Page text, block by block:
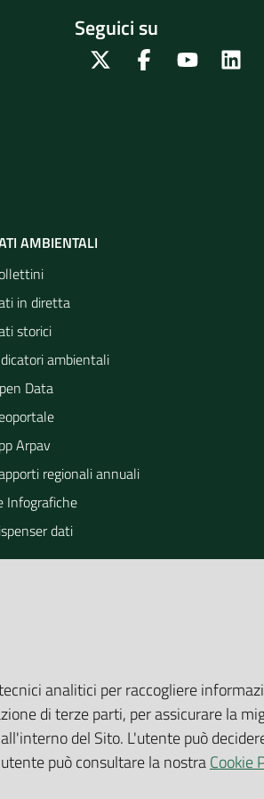
Seguici su
Twitter FacebookYoutube
AMBIENTALI
in diretta
storici
ambientali
Data
Arpav
regionali annuali
Infografiche
dati
analitici per raccogliere
di terze parti, per assicurare la
del Sito. L'utente può
può consultare la nostraCookie